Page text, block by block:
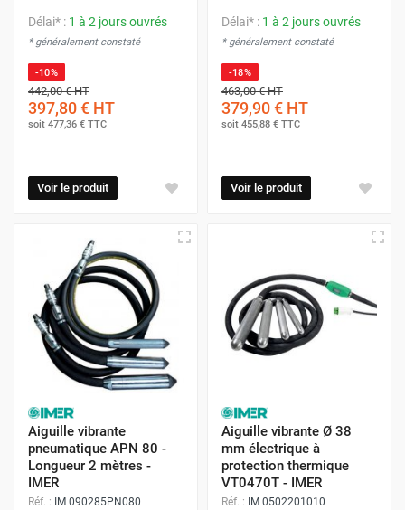
Délai* : 1 à 2 jours ouvrés
* généralement constaté
-10%
442,00 €HT
397,80 € HT
soit 477,36 € TTC
Voir le produit
Délai* : 1 à 2 jours ouvrés
* généralement constaté
-18%
463,00 €HT
379,90 € HT
soit 455,88 € TTC
Voir le produit
Aiguille vibrante
pneumatique APN 80 -
Longueur 2 mètres -
IMER
Réf. : IM 090285PN080
Aiguille vibrante Ø 38
mm électrique à
protection thermique
VT0470T - IMER
Réf. : IM 0502201010